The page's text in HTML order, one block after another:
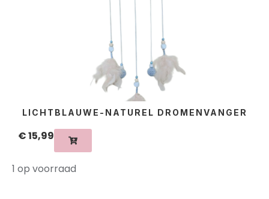
LICHTBLAUWE-NATUREL DROMENVANGER
€15,99
1 op voorraad